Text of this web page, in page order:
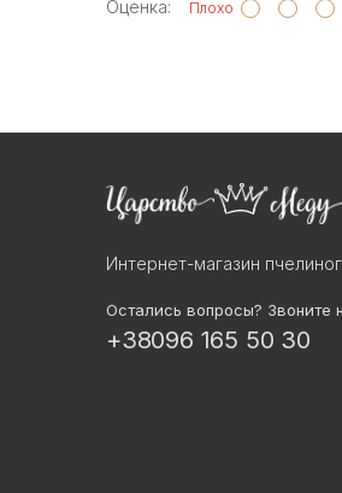
Оценка: Плохо
Интернет-магазин
Остались вопросы? Звоните
+38096 165 50 30